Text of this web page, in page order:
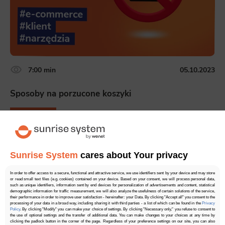
Sunrise System cares about Your privacy
In order to offer access to a secure, functional and attractive service, we use identifiers sent by your device and may store
or read small text files (e.g. cookies) contained on your device. Based on your consent, we will process personal data,
such as unique identifiers, information sent by end devices for personalization of advertisements and content, statistical
demographic information for traffic measurement, we will also analyze the usefulness of certain solutions of the service,
their performance in order to improve user satisfaction - hereinafter: your Data. By clicking "Accept all" you consent to the
processing of your data in a broad way, including sharing it with third parties - a list of which can be found in the Privacy
Policy. By clicking "Modify" you can make your choice of settings. By clicking "Necessary only," you refuse to consent to
the use of optional settings and the transfer of additional data. You can make changes to your choices at any time by
clicking the padlock button in the corner of the page. Regardless of your preference settings on our site, you can also
7:00 min 05.10.2023
Sposoby na porzucone koszyki
Czym są porzucone koszyki? Z czego wynika to zjawisko?
Jak sobie radzić z tym problemem w e-commerce? Oto kilka
Czytaj więcej
4.30 34 głosów